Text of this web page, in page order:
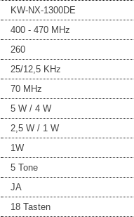
KW-NX-1300DE
400 - 470 MHz
260
25/12,5 KHz
70 MHz
5 W / 4 W
2,5 W / 1 W
1W
5 Tone
JA
18 Tasten